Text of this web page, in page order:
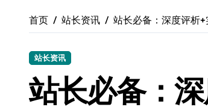
VR跨界融合新趋势：站长
云计算弹性架构：智能资
PHP进阶：机器学习赋能
首页 站长资讯 站长必备：深度评析
站长资讯
站长必备：